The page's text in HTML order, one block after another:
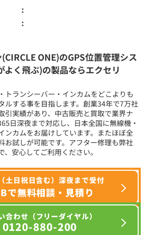
ONE)のGPS位置管理シス
よく飛ぶ)の製品ならエクセリ
トランシーバー・インカムをどこよりも
ルする事を目指します。創業34年で7万社
引実績があり、中古販売と買取で業界ナ
日深夜まで対応し、日本全国に無線機・
ンカムをお届けしています。またほぼ全
お試しが可能です。アフター修理も弊社
、安心してご利用ください。
土日祝日含む）深夜まで受付
で無料相談・見積り
合わせ（フリーダイヤル）
0120-880-200